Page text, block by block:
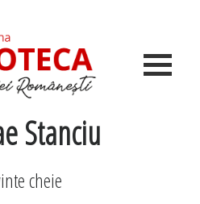
Stanciu
cheie